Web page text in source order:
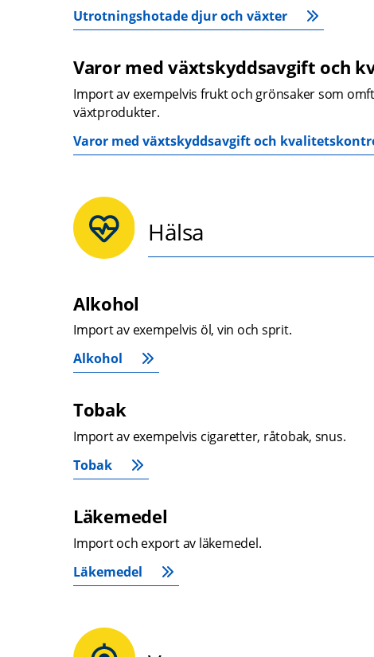
Utrotningshotade djur och växter
Varor med växtskyddsavgift och
Import av exempelvis frukt och grönsaker som
växtprodukter.
Varor med växtskyddsavgift och
Hälsa
Alkohol
Import av exempelvis öl, vin och sprit.
Alkohol
Tobak
Import av exempelvis cigaretter, råtobak, snus.
Tobak
Läkemedel
Import och export av läkemedel.
Läkemedel